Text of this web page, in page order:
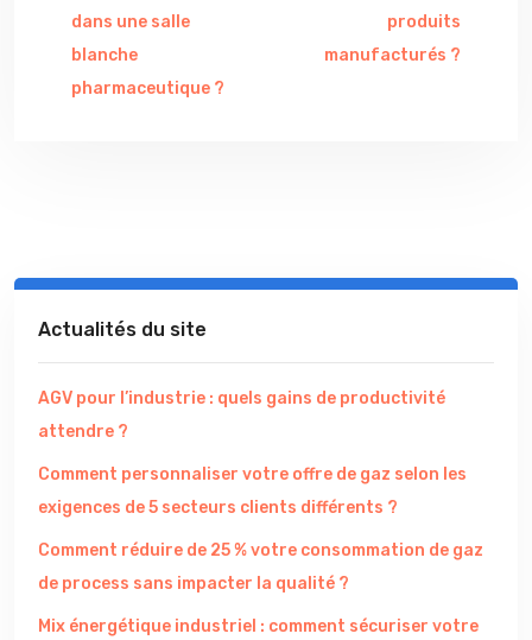
dans une salle
blanche
pharmaceutique ?
produits
manufacturés ?
Actualités du site
AGV pour l’industrie : quels gains de productivité
attendre ?
Comment personnaliser votre offre de gaz selon les
exigences de 5 secteurs clients différents ?
Comment réduire de 25 % votre consommation de gaz
de process sans impacter la qualité ?
Mix énergétique industriel : comment sécuriser votre